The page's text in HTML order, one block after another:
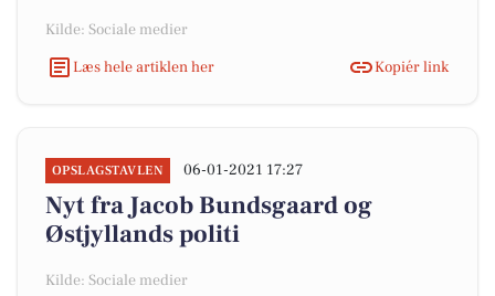
Kilde: Sociale medier
Læs hele artiklen her
Kopiér link
OPSLAGSTAVLEN 06-01-2021 17:27
Nyt fra Jacob Bundsgaard og
Østjyllands politi
Kilde: Sociale medier